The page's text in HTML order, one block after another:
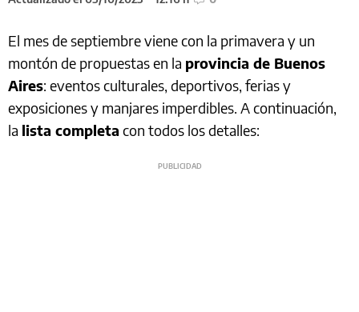
El mes de septiembre viene con la primavera y un
montón de propuestas en la provincia de Buenos
Aires: eventos culturales, deportivos, ferias y
exposiciones y manjares imperdibles. A continuación,
la lista completa con todos los detalles: